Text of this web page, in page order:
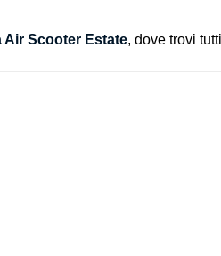
Scooter Estate, dove trovi